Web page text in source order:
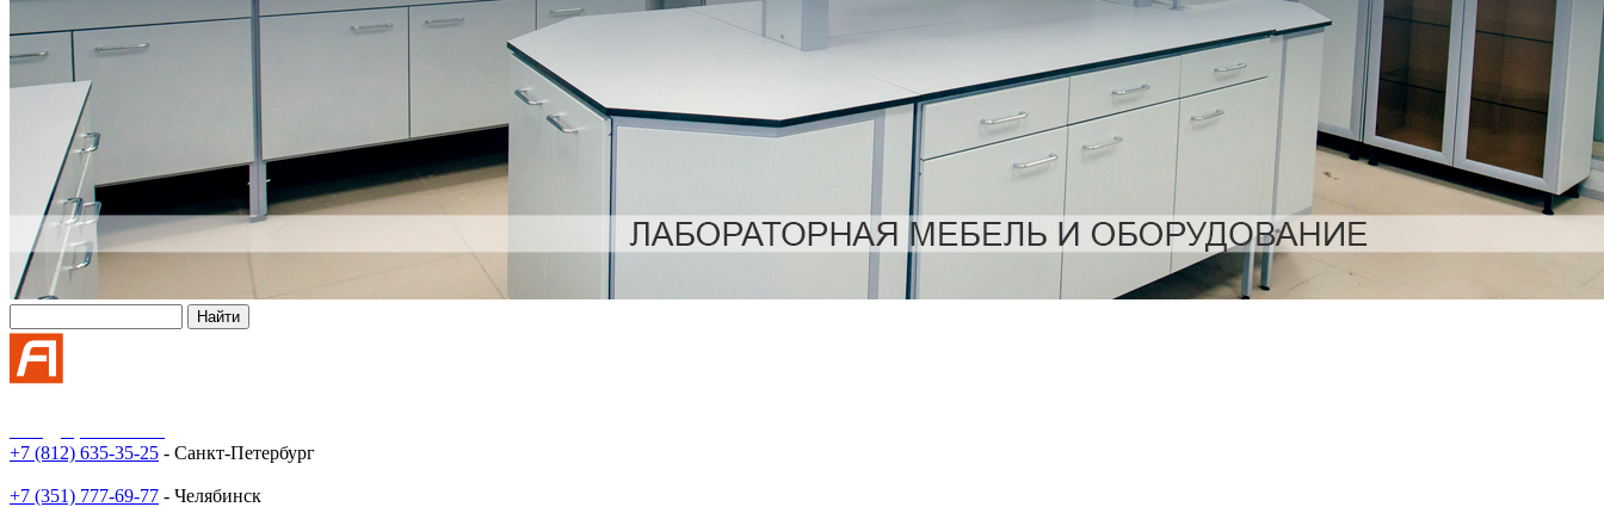
+7 (812) 635-35-25 - Санкт-Петербург
+7 (351) 777-69-77 - Челябинск